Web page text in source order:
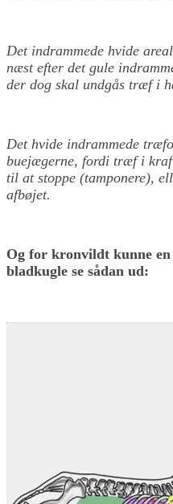
Det indrammede hvide
næst efter det gule
der dog skal undgås træf i
Det hvide indrammede
buejægerne, fordi træf i
til at stoppe (tamponere),
afbøjet.
Og for kronvildt kunne
bladkugle se sådan ud: